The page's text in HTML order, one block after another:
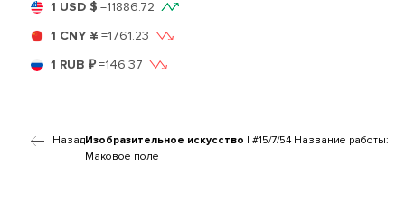
1 USD $ =11886.72
1 CNY ¥ =1761.23
1 RUB ₽=146.37
НазадИзобразительное искусство | #15/7/54 Название работы:
Маковое поле